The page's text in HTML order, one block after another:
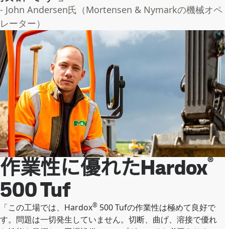
- John Andersen氏（Mortensen & Nymarkの機械オペ
レーター）
作業性に優れたHardox®
500 Tuf
「この工場では、Hardox® 500 Tufの作業性は極めて良好で
す。問題は一切発生していません。切断、曲げ、溶接で優れ